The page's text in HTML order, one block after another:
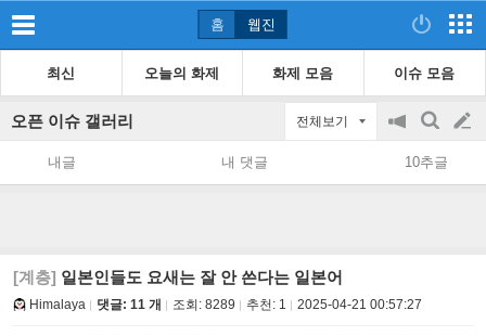
홈 웹진
최신 오늘의 화제 화제 모음 이슈 모음
오픈 이슈 갤러리 전체보기
공
지
on/off
검
색
글
쓰
내글 내 댓글 10추글
[계층] 일본인들도 요새는 잘 안 쓴다는 일본어
Himalaya 댓글: 11 개 조회: 8289 추천: 1 2025-04-21 00:57:27